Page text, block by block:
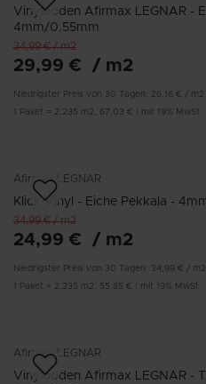
Vinylboden Afirmax LEGNAR -
4mm/0.55mm
34,99 €/m2
29,99 € / m2
Niedrigster Preis von 30 Tagen: 26,16 € / m2
Paket = 2,235 m2 67,03 € mit 19% MwSt
Afirmax LEGNAR
Klick Vinyl - Eiche Pekkala -
34,99 €/m2
24,99 € / m2
Niedrigster Preis von 30 Tagen: 34,99 € / m2
Paket = 2,235 m2 55,85 € mit 19% MwSt
Afirmax LEGNAR
Vinylboden Afirmax LEGNAR -